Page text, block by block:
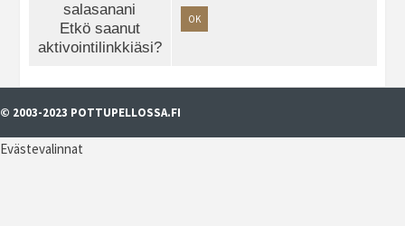
salasanani
Etkö saanut
aktivointilinkkiäsi?
OK
© 2003-2023 POTTUPELLOSSA.FI
Evästevalinnat